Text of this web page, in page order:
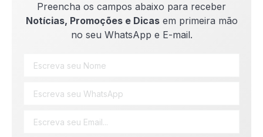
Preencha os campos abaixo para receber
Notícias, Promoções e Dicasem primeira mão
no seu WhatsApp e E-mail.